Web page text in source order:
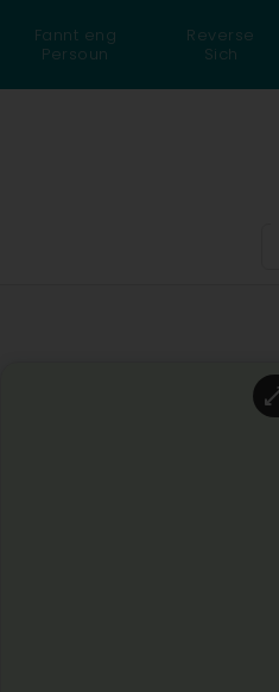
Fannt eng
Persoun
Reverse
Sich